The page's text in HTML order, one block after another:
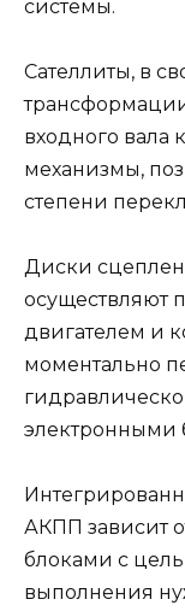
системы.
Сателлиты, в
входного вала
механизмы,
степени
Диски
осуществляют
двигателем и
моментально
электронными
АКПП зависит
блоками с
выполнения